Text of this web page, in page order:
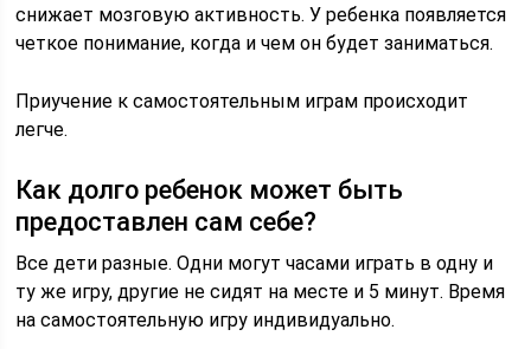
снижает мозговую активность. У ребенка появляется
четкое понимание, когда и чем он будет заниматься.
Приучение к самостоятельным играм происходит
легче.
Как долго ребенок может быть
предоставлен сам себе?
Все дети разные. Одни могут часами играть в одну и
ту же игру, другие не сидят на месте и 5 минут. Время
на самостоятельную игру индивидуально.